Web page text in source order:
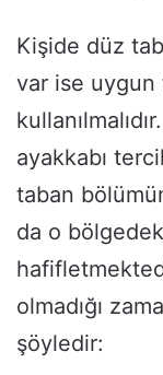
Kişide düz
var ise uygun
ayakkabı
taban
da o
olmadığı
şöyledir: